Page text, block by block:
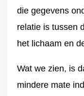
die gegevens
relatie is tussen
het lichaam en
Wat we zien, is
mindere mate